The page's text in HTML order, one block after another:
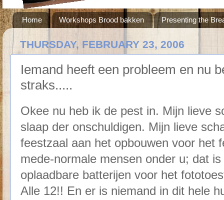
Home Workshops Brood bakken Presenting the
THURSDAY, FEBRUARY 23, 2006
Iemand heeft een probleem en nu
straks.....
Okee nu heb ik de pest in. Mijn lieve
slaap der onschuldigen. Mijn lieve
feestzaal aan het opbouwen voor het
mede-normale mensen onder u; dat
oplaadbare batterijen voor het
Alle 12!! En er is niemand in dit hele